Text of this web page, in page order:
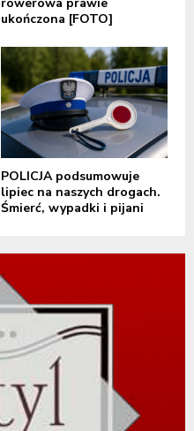
ukończona [FOTO]
POLICJA podsumowuje
lipiec na naszych drogach.
Śmierć, wypadki i pijani